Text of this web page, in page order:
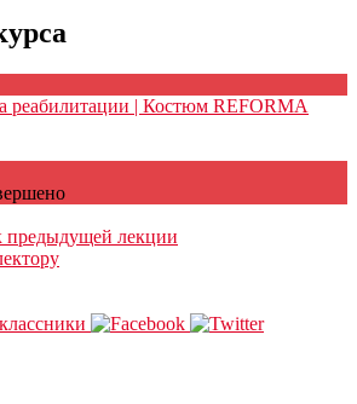
реабилитации | Костюм REFORMA
предыдущей лекции